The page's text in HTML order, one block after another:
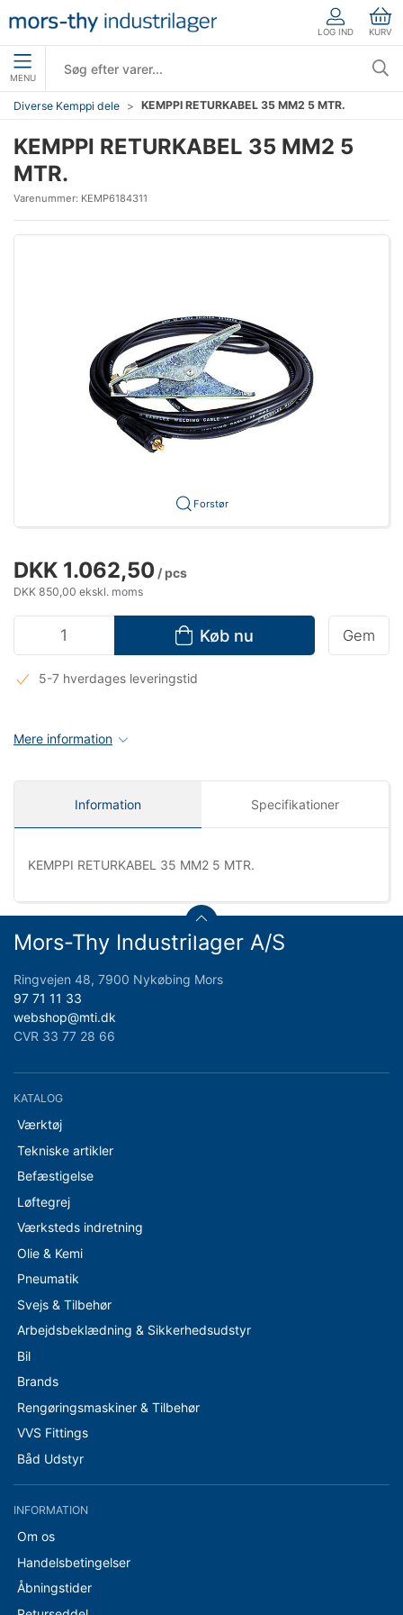
LOG IND KURV
MENU
Diverse Kemppi dele KEMPPI RETURKABEL 35 MM2 5 MTR.
KEMPPI RETURKABEL 35 MM2 5
MTR.
Varenummer: KEMP6184311
Forstør
DKK 1.062,50 / pcs
DKK 850,00 ekskl. moms
Køb nu Gem
5-7 hverdages leveringstid
Mere information
Information Specifikationer
KEMPPI RETURKABEL 35 MM2 5 MTR.
Mors-Thy Industrilager A/S
Ringvejen 48, 7900 Nykøbing Mors
97 71 11 33
webshop@mti.dk
CVR 33 77 28 66
KATALOG
Værktøj
Tekniske artikler
Befæstigelse
Løftegrej
Værksteds indretning
Olie & Kemi
Pneumatik
Svejs & Tilbehør
Arbejdsbeklædning & Sikkerhedsudstyr
Bil
Brands
Rengøringsmaskiner & Tilbehør
VVS Fittings
Båd Udstyr
INFORMATION
Om os
Handelsbetingelser
Åbningstider